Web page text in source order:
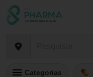
Categorias